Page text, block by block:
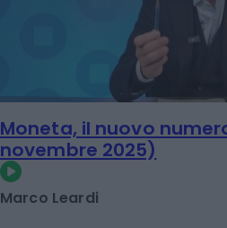
Moneta, il nuovo
novembre 2025)
Marco Leardi